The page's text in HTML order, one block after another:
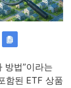
방법”이라는
함된 ETF 상품